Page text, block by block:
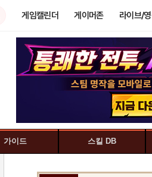
게임캘린더 게이머존 라이브/
가이드 스킬 DB